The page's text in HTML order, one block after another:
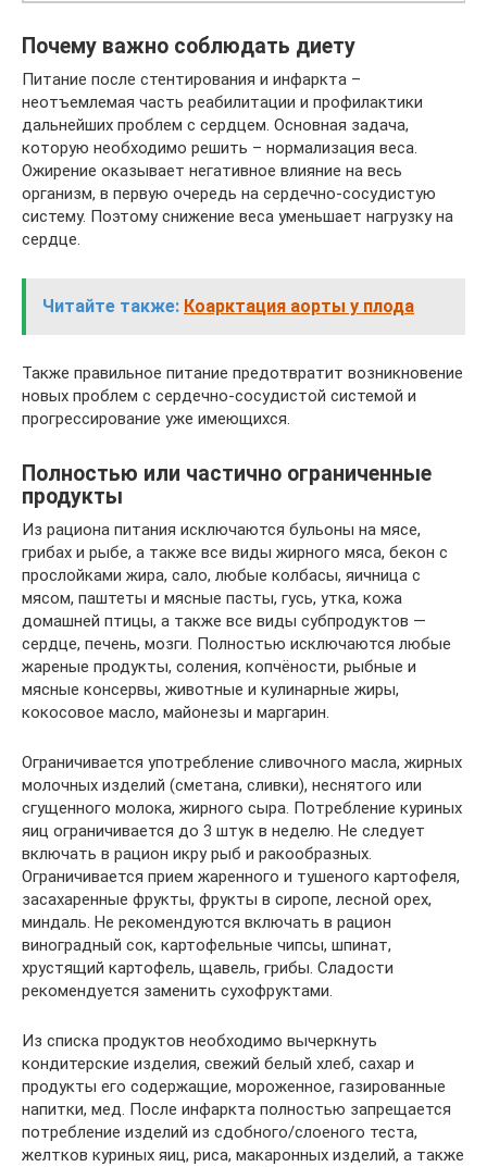
Почему важно соблюдать диету
Питание после стентирования и инфаркта –
неотъемлемая часть реабилитации и профилактики
дальнейших проблем с сердцем. Основная задача,
которую необходимо решить – нормализация веса.
Ожирение оказывает негативное влияние на весь
организм, в первую очередь на сердечно-сосудистую
систему. Поэтому снижение веса уменьшает нагрузку на
сердце.
Читайте также: Коарктация аорты у плода
Также правильное питание предотвратит возникновение
новых проблем с сердечно-сосудистой системой и
прогрессирование уже имеющихся.
Полностью или частично ограниченные
продукты
Из рациона питания исключаются бульоны на мясе,
грибах и рыбе, а также все виды жирного мяса, бекон с
прослойками жира, сало, любые колбасы, яичница с
мясом, паштеты и мясные пасты, гусь, утка, кожа
домашней птицы, а также все виды субпродуктов —
сердце, печень, мозги. Полностью исключаются любые
жареные продукты, соления, копчёности, рыбные и
мясные консервы, животные и кулинарные жиры,
кокосовое масло, майонезы и маргарин.
Ограничивается употребление сливочного масла, жирных
молочных изделий (сметана, сливки), неснятого или
сгущенного молока, жирного сыра. Потребление куриных
яиц ограничивается до 3 штук в неделю. Не следует
включать в рацион икру рыб и ракообразных.
Ограничивается прием жаренного и тушеного картофеля,
засахаренные фрукты, фрукты в сиропе, лесной орех,
миндаль. Не рекомендуются включать в рацион
виноградный сок, картофельные чипсы, шпинат,
хрустящий картофель, щавель, грибы. Сладости
рекомендуется заменить сухофруктами.
Из списка продуктов необходимо вычеркнуть
кондитерские изделия, свежий белый хлеб, сахар и
продукты его содержащие, мороженное, газированные
напитки, мед. После инфаркта полностью запрещается
потребление изделий из сдобного/слоеного теста,
желтков куриных яиц, риса, макаронных изделий, а также